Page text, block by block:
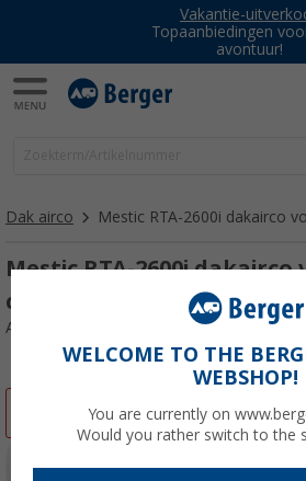
Vakantie-
Topaanbiedingen
avontuur!
Dak airco Mestic RTA-2600i dakairco
Mestic RTA-2600i
caravans
Artikelnr: 483044
WELCOME TO THE
WEBSHOP!
You are currently on
Would you rather switch to the